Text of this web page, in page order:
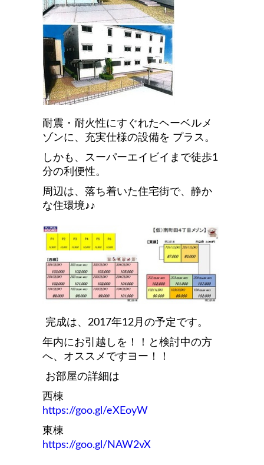
耐震・耐火性にすぐれたヘーベルメ
ゾンに、充実仕様の設備を プラス。
しかも、スーパーエイビイまで徒歩1
分の利便性。
周辺は、落ち着いた住宅街で、静か
な住環境♪♪
完成は、2017年12月の予定です。
年内にお引越しを！！と検討中の方
へ、オススメですヨー！！
お部屋の詳細は
西棟
https://goo.gl/eXEoyW
東棟
https://goo.gl/NAW2vX